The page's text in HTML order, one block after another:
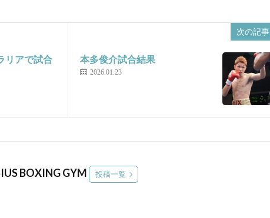
リアで試合
次の記事
本多俊介試合結果
2026.01.23
BOXING GYM 投稿一覧